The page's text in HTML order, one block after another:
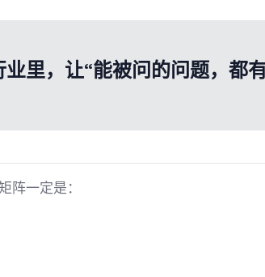
里，让“能被问的问题，都有
阵一定是：